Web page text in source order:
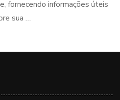
fornecendo informações úteis
sua …